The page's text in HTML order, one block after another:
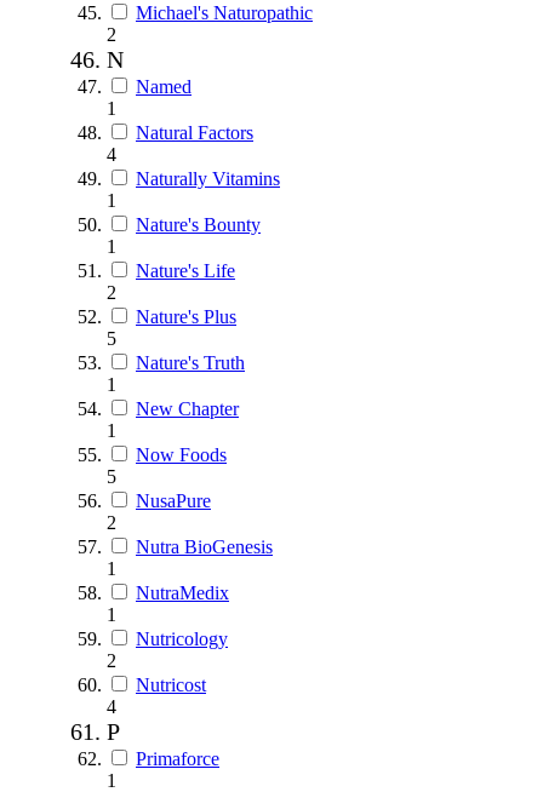
Michael's Naturopathic
2
N
Named
1
Natural Factors
4
Naturally Vitamins
1
Nature's Bounty
1
Nature's Life
2
Nature's Plus
5
Nature's Truth
1
New Chapter
1
Now Foods
5
NusaPure
2
Nutra BioGenesis
1
NutraMedix
1
Nutricology
2
Nutricost
4
P
Primaforce
1